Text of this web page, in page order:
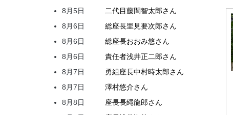
8月5日
二代目藤間智太郎さん
8月6日
総座長里見要次郎さん
8月6日
総座長おおみ悠さん
8月6日
責任者浅井正二郎さん
8月7日
勇組座長中村時太郎さん
8月7日
澤村悠介さん
8月8日
座長長縄龍郎さん